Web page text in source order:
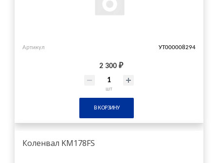
Артикул УТ000008294
2 300 ₽
шт
В КОРЗИНУ
Коленвал KM178FS